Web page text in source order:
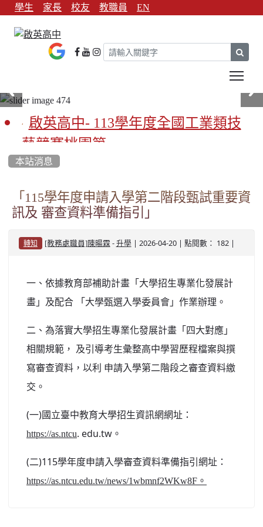
學生 家長 校友 教職員 EN
啟英高中- 113學年度全國工業類技
藝競賽桃園第一
啟英高中-113學年全國學生家事類技
藝競賽榮獲1支金手獎3支優勝
亞洲金牌在啟英！-機器人競賽亞洲
第一
北台灣私校第一
啟英高中-汽車科榮耀桃園
啟英高中-時尚科桃園第一
本站消息
「115學年度申請入學第二階段甄試重要資
訊及 審查資料準備指引」
轉知 [教務處職員]陳暘霖 - 升學 | 2026-04-20 | 點閱數： 182 |
一、依據教育部補助計畫「大學招生專業化發展計
畫」及配合 「大學甄選入學委員會」作業辦理。
二、為落實大學招生專業化發展計畫「四大對應」
相關規範， 及引導考生彙整高中學習歷程檔案與撰
寫審查資料，以利 申請入學第二階段之審查資料繳
交。
(一)國立臺中教育大學招生資訊網網址：
https://as.ntcu. edu.tw。
(二)115學年度申請入學審查資料準備指引網址：
https://as.ntcu.edu.tw/news/1wbmnf2WKw8F。